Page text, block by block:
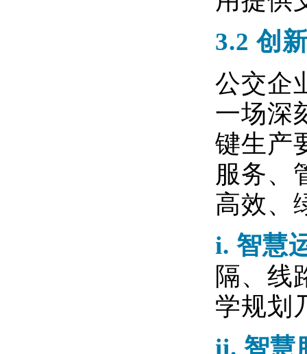
3.2 创
公交企
一场深
键生产
服务、
高效、
i. 智慧
隔、线
学规划
ii. 智慧